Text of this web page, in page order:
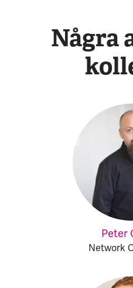
Några
Peter
Network